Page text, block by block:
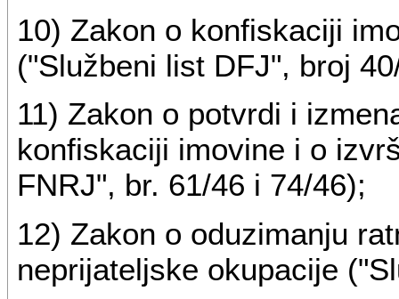
10) Zakon o konfiskaciji
("Službeni list DFJ", broj
11) Zakon o potvrdi i
konfiskaciji imovine i o
FNRJ", br. 61/46 i 74/46);
12) Zakon o oduzimanju
neprijateljske okupacije